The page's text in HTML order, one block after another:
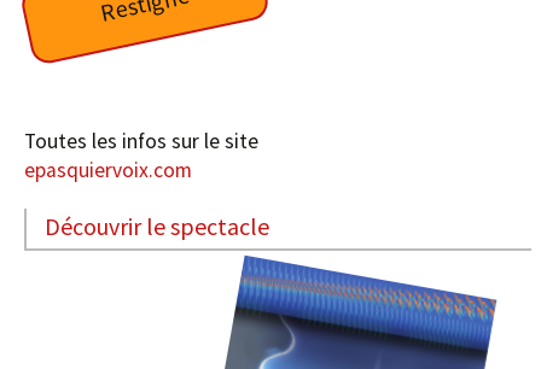
Toutes les infos sur le site
epasquiervoix.com
Découvrir le spectacle